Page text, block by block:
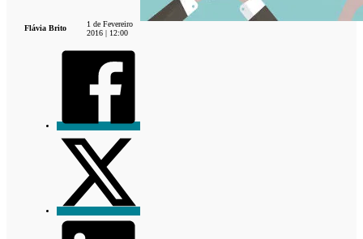
Flávia Brito
1 de Fevereiro
2016 | 12:00